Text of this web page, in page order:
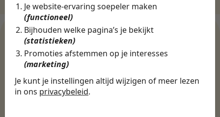
Je website-ervaring soepeler maken
(functioneel)
Bijhouden welke pagina’s je bekijkt
(statistieken)
Promoties afstemmen op je interesses
(marketing)
Je kunt je instellingen altijd wijzigen of meer lezen
in ons privacybeleid.
WERKGEVERS
Ontdek meer dan 500+
werkgevers